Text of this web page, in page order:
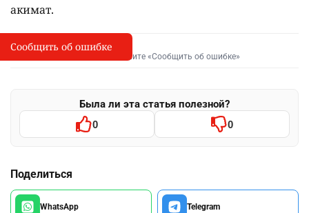
акимат.
I
Сообщить об опечатке
Выделите фрагмент и нажмите «Сообщить об ошибке»
Была ли эта статья полезной?
0 0
Поделиться
WhatsApp Telegram
Сообщить об ошибке